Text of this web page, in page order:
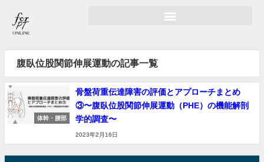
腹臥位股関節伸展運動の記事一覧
体幹・腰部
骨盤荷重伝達障害の評価とアプローチまとめ
③〜腹臥位股関節伸展運動（PHE）の機能解剖
学的調査〜
2023年2月16日